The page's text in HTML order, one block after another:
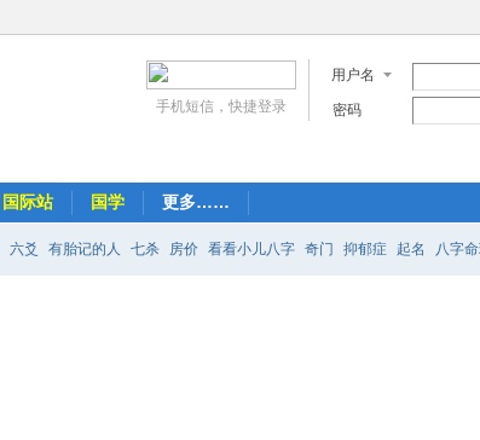
用户名
密码
手机短信，快捷登录
国际站 国学 更多……
六爻 有胎记的人 七杀 房价 看看小儿八字 奇门 抑郁症 起名 八字